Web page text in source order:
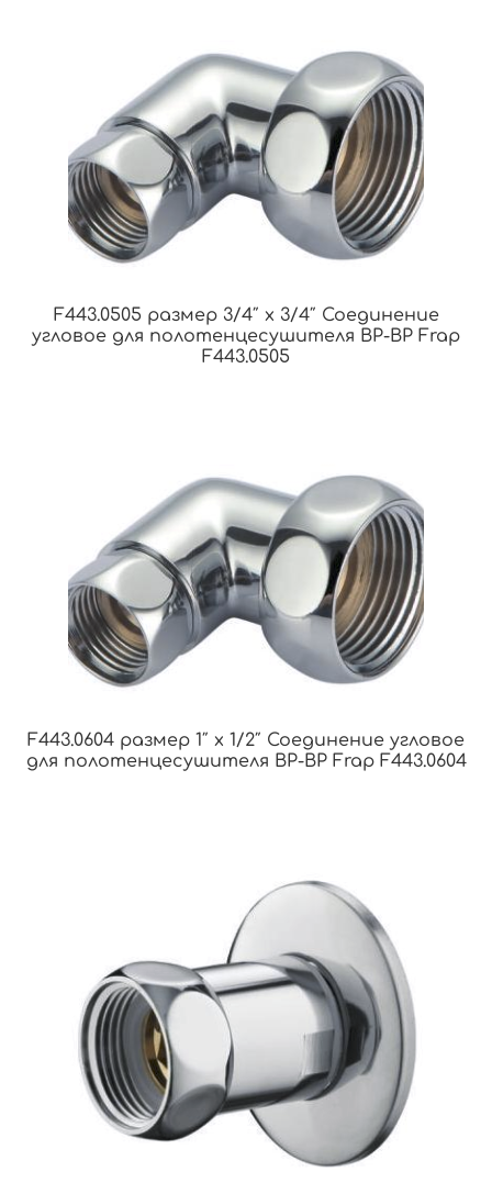
F443.0505 размер 3/4″ x 3/4″ Соединение
угловое для полотенцесушителя ВР-ВР Frap
F443.0505
F443.0604 размер 1″ x 1/2″ Соединение угловое
для полотенцесушителя ВР-ВР Frap F443.0604